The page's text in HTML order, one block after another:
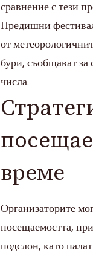
сравнение с тези
Предишни
от
бури, съобщават за
числа.
време
Организаторите
посещаемостта,
подслон, като